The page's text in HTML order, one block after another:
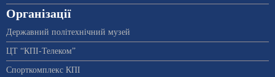
Організації
Державний політехнічний музей
ЦТ “КПІ-Телеком”
Спорткомплекс КПІ